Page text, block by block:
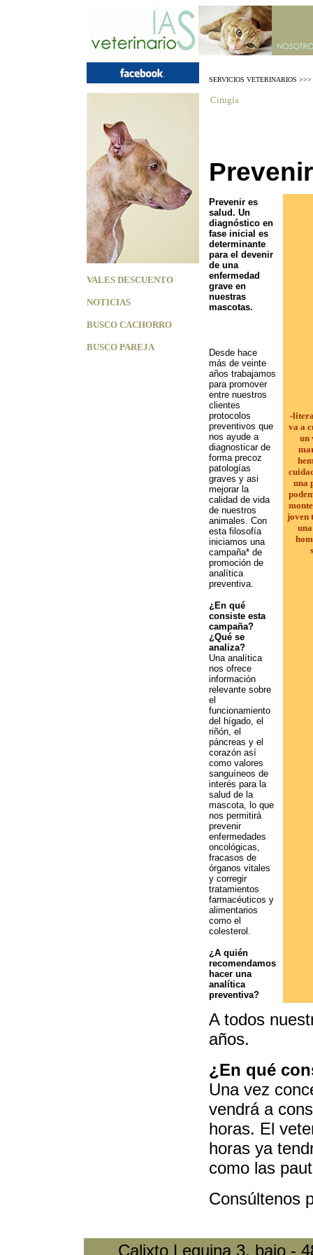
SERVICIOS VETERINARIOS >>>
VALES DESCUENTO
NOTICIAS
BUSCO CACHORRO
BUSCO PAREJA
Cirugía
Prevenir es
salud. Un
diagnóstico en
fase inicial es
determinante
para el devenir
de una
enfermedad
grave en
nuestras
mascotas.
Desde hace
más de veinte
años trabajamos
para promover
entre nuestros
clientes
protocolos
preventivos que
nos ayude a
diagnosticar de
forma precoz
patologías
graves y asi
mejorar la
calidad de vida
de nuestros
animales. Con
esta filosofía
iniciamos una
campaña* de
promoción de
analítica
preventiva.
¿En qué
consiste esta
campaña?
¿Qué se
analiza?
Una analítica
nos ofrece
información
relevante sobre
el
funcionamiento
del hígado, el
riñón, el
páncreas y el
corazón así
como valores
sanguíneos de
interés para la
salud de la
mascota, lo que
nos permitirá
prevenir
enfermedades
oncológicas,
fracasos de
órganos vitales
y corregir
tratamientos
farmacéuticos y
alimentarios
como el
colesterol.
¿A quién
recomendamos
hacer una
analítica
preventiva?
-
va a
un
una
joven
A todos
años.
¿En qué
Una vez
vendrá a
horas. El
horas ya
como las
Consúltenos
Calixto Leguina 3, bajo -